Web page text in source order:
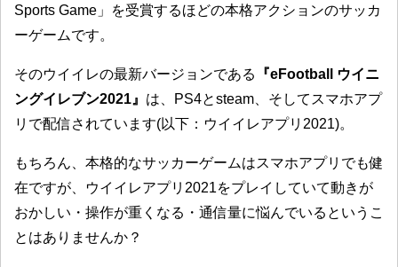
Sports Game」を受賞するほどの本格アクションのサッカ
ーゲームです。
そのウイイレの最新バージョンである
『eFootball ウイニ
ングイレブン2021』 は、PS4とsteam、そしてスマホアプ
リで配信されています(以下：ウイイレアプリ2021)。
もちろん、本格的なサッカーゲームはスマホアプリでも健
在ですが、ウイイレアプリ2021をプレイしていて動きが
おかしい・操作が重くなる・通信量に悩んでいるというこ
とはありませんか？